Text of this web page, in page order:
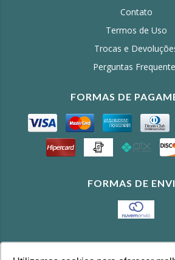
Contato
Termos de Uso
Trocas e
Perguntas
FORMAS DE
FORMAS DE
CONTATO